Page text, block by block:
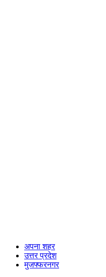
अपना शहर
उत्तर प्रदेश
मुजफ्फरनगर